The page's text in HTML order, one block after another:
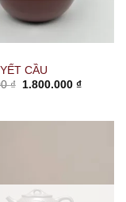
CẦU
₫
Giá
1.800.000 ₫Giá